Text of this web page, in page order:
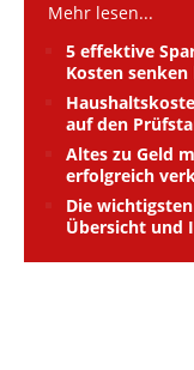
Mehr lesen...
5 effektive
Kosten
auf den
Altes zu Geld
erfolgreich
Die
Übersicht und